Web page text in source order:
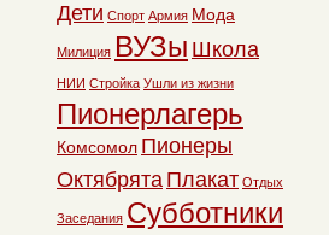
Дети Спорт Армия Мода
Милиция ВУЗы Школа
НИИ Стройка Ушли из жизни
Пионерлагерь
Комсомол Пионеры
Октябрята Плакат Отдых
Заседания Субботники